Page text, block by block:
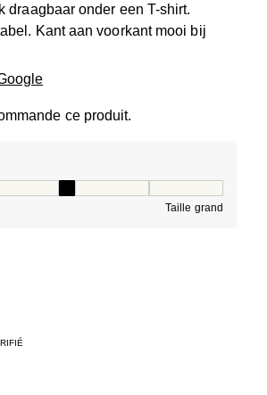
draagbaar onder een T-shirt.
Kant aan voorkant mooi bij
ce produit.
Taille grand